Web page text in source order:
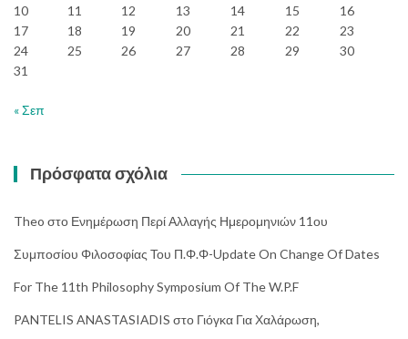
10
11 12 13 14 15
16
17
18 19 20 21 22
23
24
25 26 27 28 29
30
31
« Σεπ
Πρόσφατα σχόλια
Theo στο Ενημέρωση Περί Αλλαγής Ημερομηνιών 11ου
Συμποσίου Φιλοσοφίας Του Π.Φ.Φ-Update On Change Of Dates
For The 11th Philosophy Symposium Of The W.P.F
PANTELIS ANASTASIADIS στο Γιόγκα Για Χαλάρωση,